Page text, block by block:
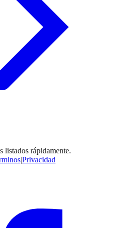
listados rápidamente.
|Privacidad